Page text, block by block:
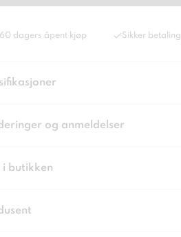
60 dagers åpent kjøp Sikker betaling
og anmeldelser
i butikken